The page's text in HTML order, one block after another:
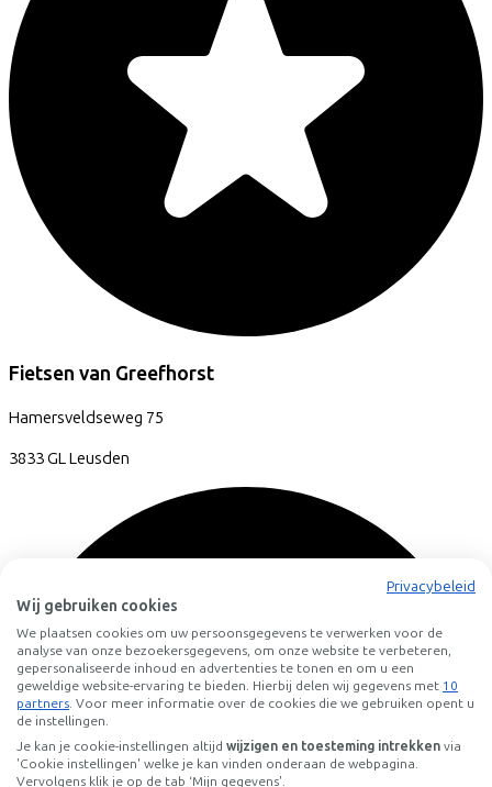
Fietsen van Greefhorst
Hamersveldseweg 75
3833 GLLeusden
Privacybeleid
Wij gebruiken cookies
We plaatsen cookies om uw persoonsgegevens te verwerken voor de
analyse van onze bezoekersgegevens, om onze website te verbeteren,
gepersonaliseerde inhoud en advertenties te tonen en om u een
geweldige website-ervaring te bieden. Hierbij delen wij gegevens met 10
partners. Voor meer informatie over de cookies die we gebruiken opent u
de instellingen.
Je kan je cookie-instellingen altijd wijzigen en toesteming intrekken via
'Cookie instellingen' welke je kan vinden onderaan de webpagina.
Vervolgens klik je op de tab ‘Mijn gegevens'.